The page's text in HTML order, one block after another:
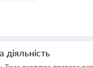
корпоративних угод і
оціночної діяльності
діяльність